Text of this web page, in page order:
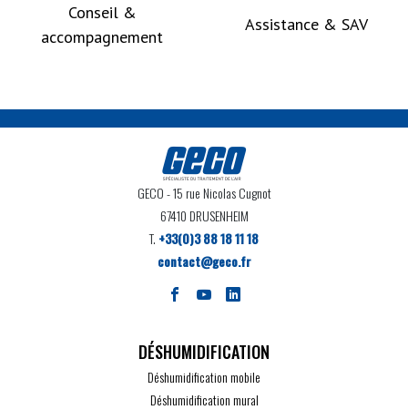
Conseil &
accompagnement
Assistance & SAV
GECO- 15 rue Nicolas Cugnot
67410 DRUSENHEIM
T. +33(0)3 88 18 11 18
contact@geco.fr
DÉSHUMIDIFICATION
Déshumidification mobile
Déshumidification mural